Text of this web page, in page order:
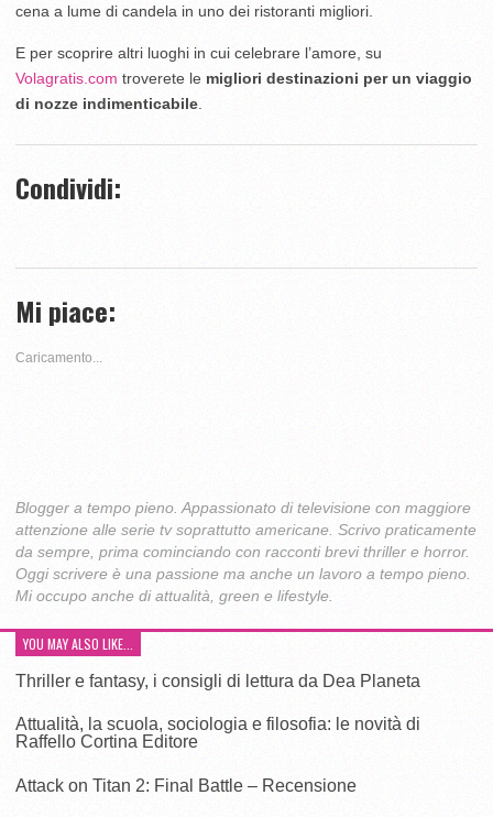
cena a lume di candela in uno dei ristoranti migliori.
E per scoprire altri luoghi in cui celebrare l’amore, su
Volagratis.com troverete le migliori destinazioni per un viaggio
di nozze indimenticabile
Condividi:
clic
per
su
nuova
finestra)
clic
finestra)
Mi piace:
Caricamento...
Blogger a tempo pieno. Appassionato di televisione con maggiore
attenzione alle serie tv soprattutto americane. Scrivo praticamente
da sempre, prima cominciando con racconti brevi thriller e horror.
Oggi scrivere è una passione ma anche un lavoro a tempo pieno.
Mi occupo anche di attualità, green e lifestyle.
YOU MAY ALSO LIKE...
Thriller e fantasy, i consigli di lettura da Dea Planeta
Attualità, la scuola, sociologia e filosofia: le novità di
Raffello Cortina Editore
Attack on Titan 2: Final Battle – Recensione